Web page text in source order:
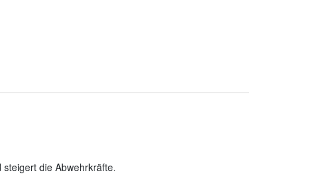
die Abwehrkräfte.